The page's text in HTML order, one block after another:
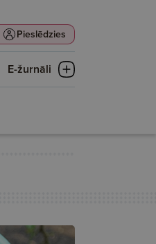
Pieslēdzies
E-žurnāli